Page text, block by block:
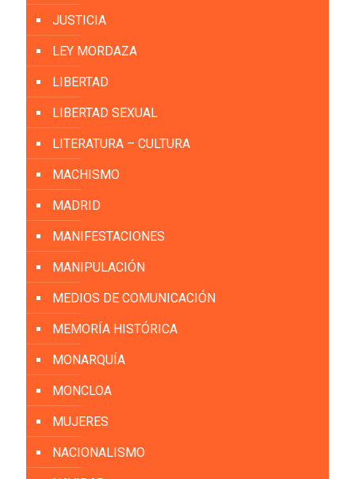
JUSTICIA
LEY MORDAZA
LIBERTAD
LIBERTAD SEXUAL
LITERATURA – CULTURA
MACHISMO
MADRID
MANIFESTACIONES
MANIPULACIÓN
MEDIOS DE COMUNICACIÓN
MEMORÍA HISTÓRICA
MONARQUÍA
MONCLOA
MUJERES
NACIONALISMO